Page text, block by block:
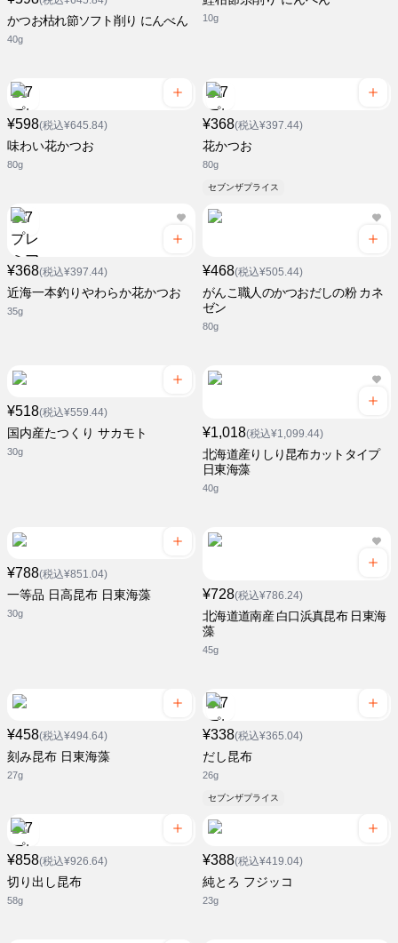
かつお枯れ節ソフト削り にんべん
40g
10g
¥598(税込¥645.84)
味わい花かつお
80g
¥368(税込¥397.44)
花かつお
80g
セブンザプライス
¥368(税込¥397.44)
近海一本釣りやわらか花かつお
35g
¥468(税込¥505.44)
がんこ職人のかつおだしの粉 カネ
ゼン
80g
¥518(税込¥559.44)
国内産たつくり サカモト
30g
¥1,018(税込¥1,099.44)
北海道産りしり昆布カットタイプ
日東海藻
40g
¥788(税込¥851.04)
一等品 日高昆布 日東海藻
30g
¥728(税込¥786.24)
北海道道南産 白口浜真昆布 日東海
藻
45g
¥458(税込¥494.64)
刻み昆布 日東海藻
27g
¥338(税込¥365.04)
だし昆布
26g
セブンザプライス
¥858(税込¥926.64)
切り出し昆布
58g
¥388(税込¥419.04)
純とろ フジッコ
23g